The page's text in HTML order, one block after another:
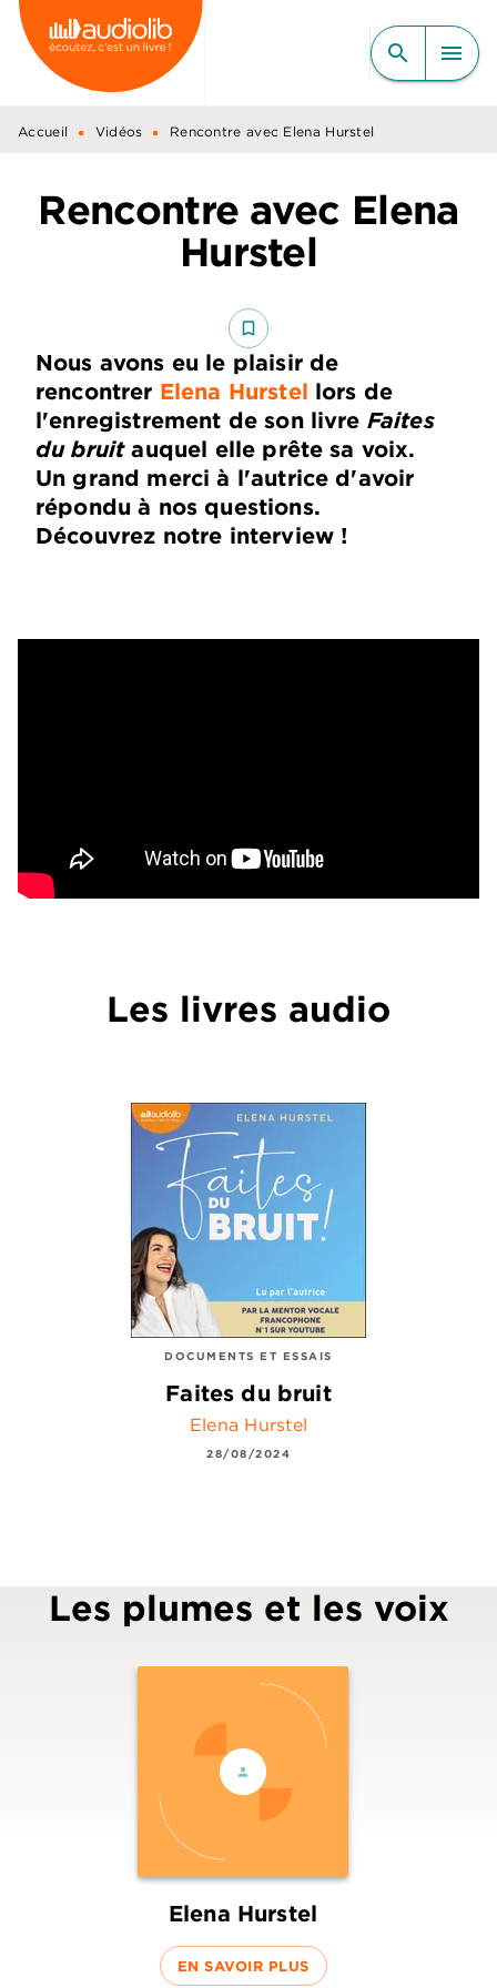
MENU RECHERCHE
CONTENU
PIED DE PAGE
search menu
Accueil • Vidéos • Rencontre avec Elena Hurstel
Rencontre avec Elena
Hurstel
bookmark_border
Nous avons eu le plaisir de
rencontrer ‪ Elena Hurstel‬ lors de
l'enregistrement de son livre Faites
du bruitauquel elle prête sa voix.
Un grand merci à l'autrice d'avoir
répondu à nos questions.
Découvrez notre interview !
Les livres audio
DOCUMENTS ET ESSAIS
Faites du bruit
Elena Hurstel
28/08/2024
Les plumes et les voix
Elena Hurstel
EN SAVOIR PLUS